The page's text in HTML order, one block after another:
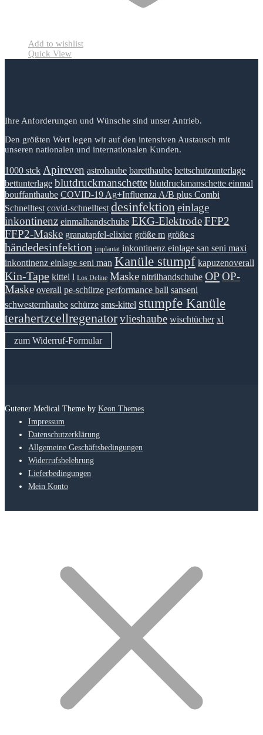
Add to wishlist
Quick View
Ihre Anforderungen und Wünsche sind unser Antrieb.
Den größten Wert legen wir auf den intensiven Austausch mit
unseren nationalen und internationalen Kunden.
1000 stck Apireven astrohaube baretthaube bettschutzunterlage
bettunterlage blutdruckmanschette blutdruckmanschette einmal
bouffanthaube COVID-19 Ag+Influenza A/B plus Combi
Schnelltest covid-schnelltest desinfektioneinlage
inkontinenz einmalhandschuhe EKG-ElektrodeFFP2
FFP2-Maske granatapfel-elixier größe m größe s
händedesinfektion implantat inkontinenz einlage san seni maxi
inkontinenz einlage seni man Kanüle stumpf kapuzenoverall
Kin-Tape kittel l Los Deline Maske nitrilhandschuhe OPOP-
Maske overall pe-schürze performance ball sanseni
schwesternhaube schürze sms-kittel stumpfe Kanüle
terahertzcellregenatorvlieshaube wischtücher xl
zum Widerruf-Formular
Gutener Medical Theme by Keon Themes
Impressum
Datenschutzerklärung
Allgemeine Geschäftsbedingungen
Widerrufsbelehrung
Lieferbedingungen
Mein Konto